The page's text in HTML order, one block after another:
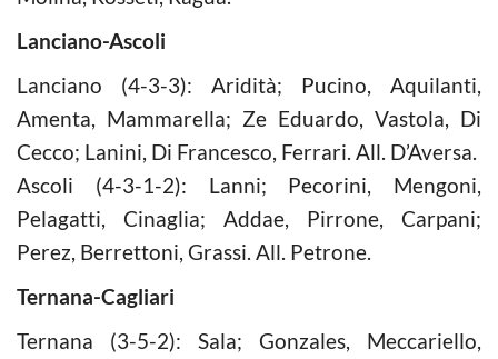
Lanciano-Ascoli
Lanciano (4-3-3): Aridità; Pucino, Aquilanti,
Amenta, Mammarella; Ze Eduardo, Vastola, Di
Cecco; Lanini, Di Francesco, Ferrari. All. D’Aversa.
Ascoli (4-3-1-2): Lanni; Pecorini, Mengoni,
Pelagatti, Cinaglia; Addae, Pirrone, Carpani;
Perez, Berrettoni, Grassi. All. Petrone.
Ternana-Cagliari
Ternana (3-5-2): Sala; Gonzales, Meccariello,